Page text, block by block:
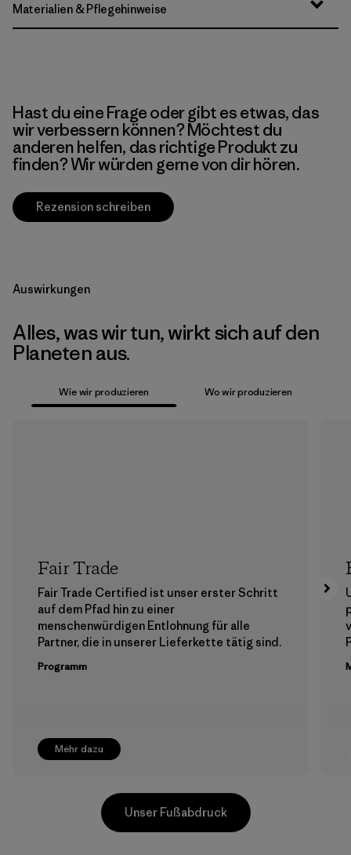
Materialien & Pflegehinweise
Hast du eine Frage oder gibt es etwas, das
wir verbessern können? Möchtest du
anderen helfen, das richtige Produkt zu
finden? Wir würden gerne von dir hören.
Rezension schreiben
Auswirkungen
Alles, was wir tun, wirkt sich auf den
Planeten aus.
Wie wir produzieren Wo wir produzieren
Mehr dazu
Fair Trade
Fair Trade Certified ist unser erster Schritt
auf dem Pfad hin zu einer
menschenwürdigen Entlohnung für alle
Partner, die in unserer Lieferkette tätig sind.
Programm
Unser Fußabdruck